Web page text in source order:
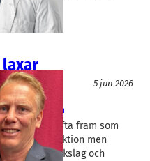
laxar
5 jun 2026
Bäärnhielm
lyfts ofta fram som
matproduktion men
av bakslag och